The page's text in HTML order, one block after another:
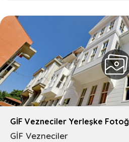
GİF Vezneciler Yerleşke
GİF Vezneciler